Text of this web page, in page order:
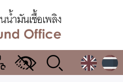
เมนู
เปลี่ยน